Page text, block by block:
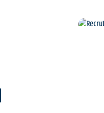
winkel